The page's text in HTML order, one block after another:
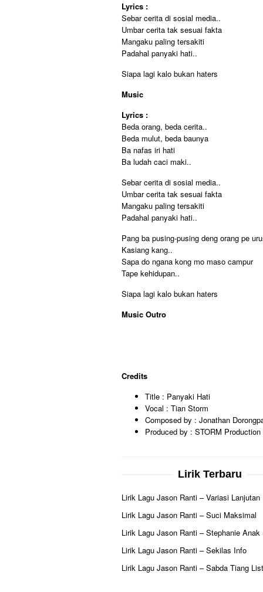
Lyrics :
Sebar cerita di sosial media..
Umbar cerita tak sesuai fakta
Mangaku paling tersakiti
Padahal panyaki hati..
Siapa lagi kalo bukan haters
Music
Lyrics :
Beda orang, beda cerita..
Beda mulut, beda baunya
Ba nafas iri hati
Ba ludah caci maki..
Sebar cerita di sosial media..
Umbar cerita tak sesuai fakta
Mangaku paling tersakiti
Padahal panyaki hati..
Pang ba pusing-pusing deng orang pe
Kasiang kang..
Sapa do ngana kong mo maso campur
Tape kehidupan..
Siapa lagi kalo bukan haters
Music Outro
Credits
Title : Panyaki Hati
Vocal : Tian Storm
Composed by : Jonathan
Produced by : STORM Production
Lirik Terbaru
Lirik Lagu Jason Ranti – Variasi Lanjutan
Lirik Lagu Jason Ranti – Suci Maksimal
Lirik Lagu Jason Ranti – Stephanie Anak
Lirik Lagu Jason Ranti – Sekilas Info
Lirik Lagu Jason Ranti – Sabda Tiang